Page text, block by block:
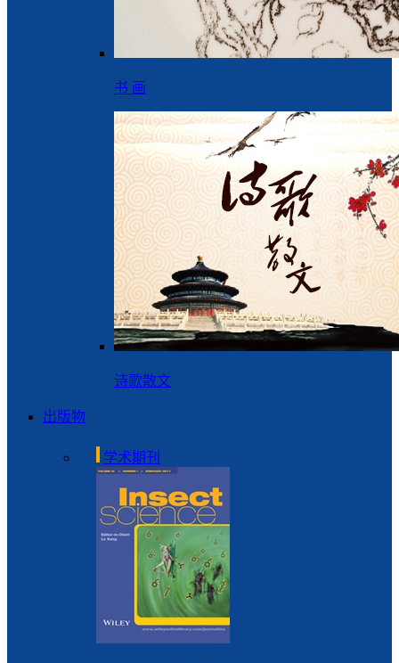
书 画
诗歌散文
出版物
学术期刊